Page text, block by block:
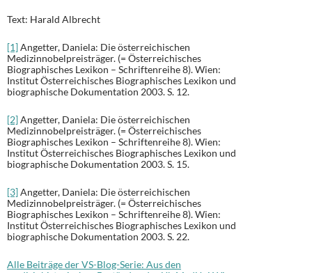
Text: Harald Albrecht
[1]Angetter, Daniela: Die österreichischen
Medizinnobelpreisträger. (= Österreichisches
Biographisches Lexikon – Schriftenreihe 8). Wien:
Institut Österreichisches Biographisches Lexikon und
biographische Dokumentation 2003. S. 12.
[2]Angetter, Daniela: Die österreichischen
Medizinnobelpreisträger. (= Österreichisches
Biographisches Lexikon – Schriftenreihe 8). Wien:
Institut Österreichisches Biographisches Lexikon und
biographische Dokumentation 2003. S. 15.
[3]Angetter, Daniela: Die österreichischen
Medizinnobelpreisträger. (= Österreichisches
Biographisches Lexikon – Schriftenreihe 8). Wien:
Institut Österreichisches Biographisches Lexikon und
biographische Dokumentation 2003. S. 22.
Alle Beiträge der VS-Blog-Serie: Aus den